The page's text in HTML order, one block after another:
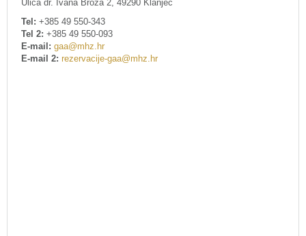
Ulica dr. Ivana Broza 2, 49290 Klanjec
Tel: +385 49 550-343
Tel 2: +385 49 550-093
E-mail: gaa@mhz.hr
E-mail 2: rezervacije-gaa@mhz.hr